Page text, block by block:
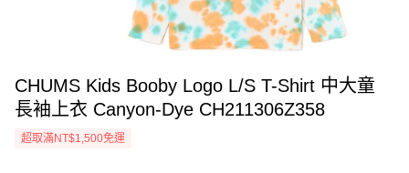
CHUMS Kids Booby Logo L/S T-Shirt 中大童
長袖上衣 Canyon-Dye CH211306Z358
超取滿NT$1,500免運